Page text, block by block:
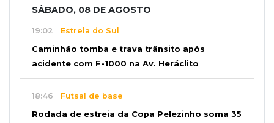
SÁBADO, 08 DE AGOSTO
19:02 Estrela do Sul
Caminhão tomba e trava trânsito após
acidente com F-1000 na Av. Heráclito
18:46 Futsal de base
Rodada de estreia da Copa Pelezinho soma 35